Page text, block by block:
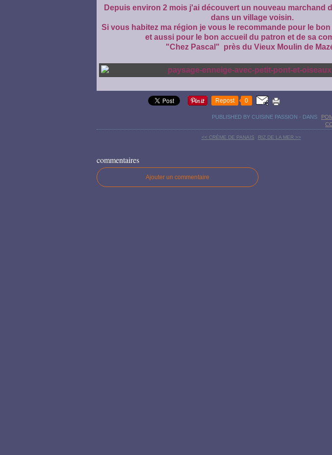
Depuis environ 2 mois j'ai découvert un nouveau marchand
dans un village voisin.
Si vous habitez ma région je vous le recommande pour le
et aussi pour le bon accueil du patron et de sa
"Chez Pascal" près du Vieux Moulin de
Repost 0
PUBLISHED BY CUISINE PASSION - DANS
<< CRÈME DE PANAIS RIZ DE LA MER >>
commentaires
Ajouter un commentaire